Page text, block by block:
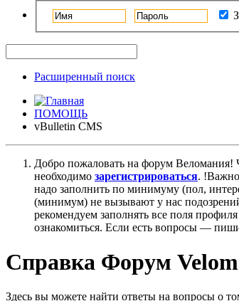
Расширенный поиск
ПОМОЩЬ
vBulletin CMS
Добро пожаловать на форум Веломания!
необходимо зарегистрироваться.
надо заполнить по минимуму (пол,
(минимум) не вызывают у нас
рекомендуем заполнять все поля
ознакомиться. Если есть вопросы —
Справка Форум
Здесь вы можете найти ответы на вопросы о